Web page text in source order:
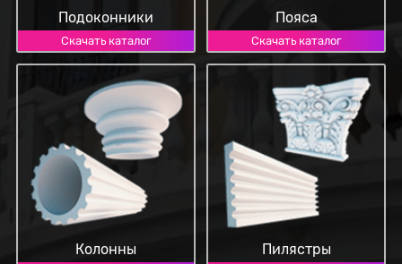
Подоконники
Скачать каталог
Пояса
Скачать каталог
Колонны Пилястры